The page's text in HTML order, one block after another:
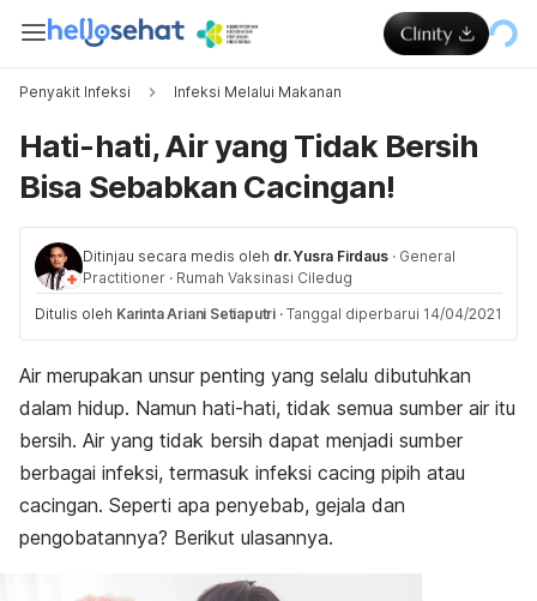
Penyakit Infeksi Infeksi Melalui Makanan
Hati-hati, Air yang Tidak Bersih
Bisa Sebabkan Cacingan!
Ditinjau secara medis oleh dr. Yusra Firdaus · General
Practitioner · Rumah Vaksinasi Ciledug
Ditulis oleh Karinta Ariani Setiaputri · Tanggal diperbarui 14/04/2021
Air merupakan unsur penting yang selalu dibutuhkan
dalam hidup. Namun hati-hati, tidak semua sumber air itu
bersih. Air yang tidak bersih dapat menjadi sumber
berbagai infeksi, termasuk infeksi cacing pipih atau
cacingan. Seperti apa penyebab, gejala dan
pengobatannya? Berikut ulasannya.